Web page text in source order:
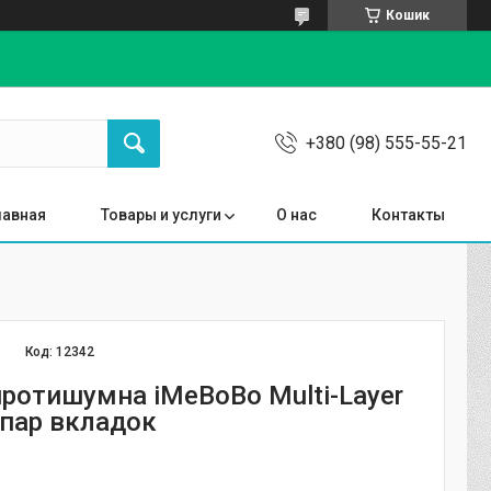
Кошик
+380 (98) 555-55-21
Товары и услуги О нас Контакты
Код:12342
iMeBoBo Multi-Layer
вкладок